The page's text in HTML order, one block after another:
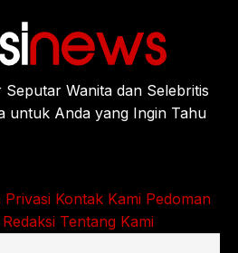
Wanita dan Selebritis
untuk Anda yang Ingin Tahu
Privasi Kontak Kami Pedoman
Redaksi Tentang Kami